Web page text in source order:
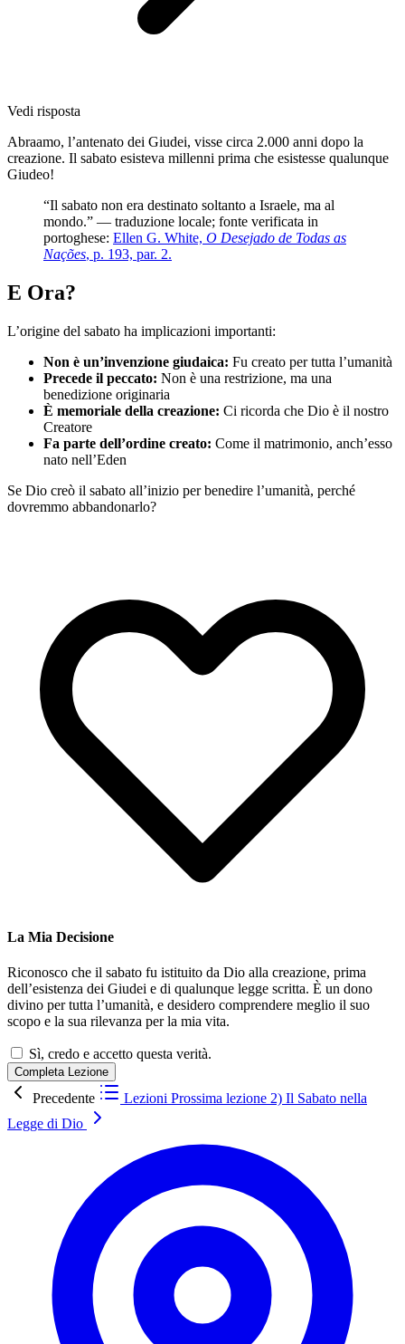
Vedi risposta
Abraamo, l’antenato dei Giudei, visse circa 2.000 anni dopo la
creazione. Il sabato esisteva millenni prima che esistesse qualunque
Giudeo!
“Il sabato non era destinato soltanto a Israele, ma al
mondo.” — traduzione locale; fonte verificata in
portoghese: Ellen G. White, O Desejado de Todas as
Nações, p. 193, par. 2.
E Ora?
L’origine del sabato ha implicazioni importanti:
Non è un’invenzione giudaica: Fu creato per tutta l’umanità
Precede il peccato: Non è una restrizione, ma una
benedizione originaria
È memoriale della creazione: Ci ricorda che Dio è il nostro
Creatore
Fa parte dell’ordine creato: Come il matrimonio, anch’esso
nato nell’Eden
Se Dio creò il sabato all’inizio per benedire l’umanità, perché
dovremmo abbandonarlo?
La Mia Decisione
Riconosco che il sabato fu istituito da Dio alla creazione, prima
dell’esistenza dei Giudei e di qualunque legge scritta. È un dono
divino per tutta l’umanità, e desidero comprendere meglio il suo
scopo e la sua rilevanza per la mia vita.
Sì, credo e accetto questa verità.
Completa Lezione
Precedente Lezioni Prossima lezione 2) Il Sabato nella
Legge di Dio